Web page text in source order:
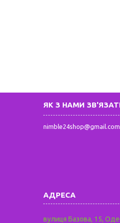
ЯК З НАМИ
nimble24shop@gmail.com
вулиця Базова, 15,